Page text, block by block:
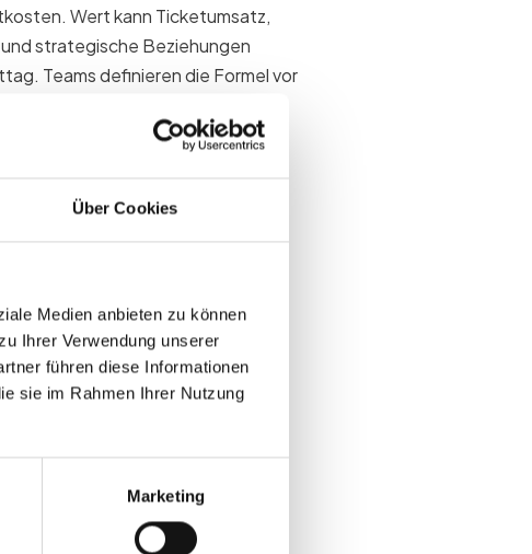
Über Cookies
Medien anbieten zu können
Ihrer Verwendung unserer
führen diese Informationen
sie im Rahmen Ihrer Nutzung
Marketing
Wert kann Ticketumsatz,
strategische Beziehungen
Teams definieren die Formel vor
ist
wo relevant
nutzen
ROI